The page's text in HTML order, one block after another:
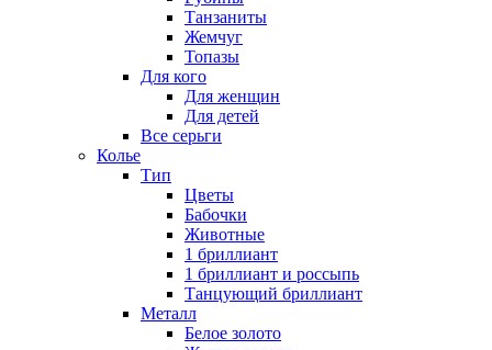
Танзаниты
Жемчуг
Топазы
Для кого
Для женщин
Для детей
Все серьги
Колье
Тип
Цветы
Бабочки
Животные
1 бриллиант
1 бриллиант и россыпь
Танцующий бриллиант
Металл
Белое золото